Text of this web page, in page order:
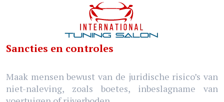
Sancties en controles
Maak mensen bewust van de juridische risico’s van
niet-naleving, zoals boetes, inbeslagname van